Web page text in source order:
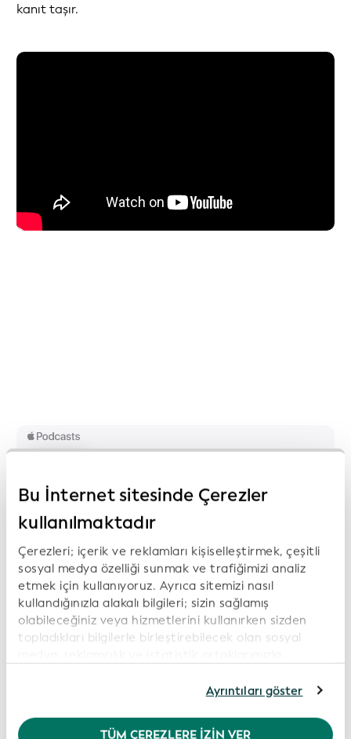
Bu İnternet sitesinde Çerezler
kullanılmaktadır
Çerezleri; içerik ve reklamları kişiselleştirmek, çeşitli
sosyal medya özelliği sunmak ve trafiğimizi analiz
etmek için kullanıyoruz. Ayrıca sitemizi nasıl
kullandığınızla alakalı bilgileri; sizin sağlamış
olabileceğiniz veya hizmetlerini kullanırken sizden
topladıkları bilgilerle birleştirebilecek olan sosyal
etmeniz durumunda, çerez politikamıza rıza
Gizlilik Politikamız
’ı inceleyiniz.
Ayrıntıları göster
TÜM ÇEREZLERE İZIN VER
kanıt taşır.
Birçok farklı soruya tek bir cevap
İkincisi, temel güven katmanı tek bir sektör veya
kullanım durumu veya yargı yetkisi alanında belge
güvenilirliğini doğrulamak için tutarlı bir mekanizma
sağlayabilir.